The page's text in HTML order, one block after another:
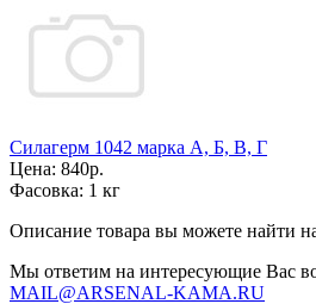
Силагерм 1042 марка А, Б, В, Г
Цена: 840р.
Фасовка: 1 кг
Описание товара вы можете найти
Мы ответим на интересующие Вас
MAIL@ARSENAL-KAMA.RU